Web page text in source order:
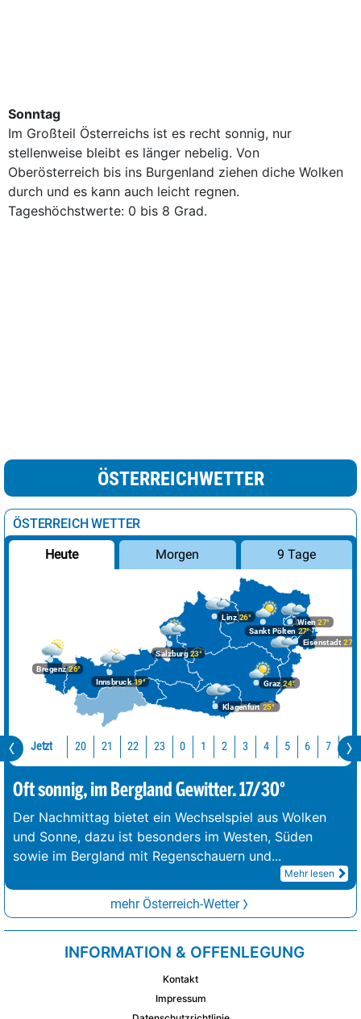
Sonntag
Im Großteil Österreichs ist es recht sonnig, nur
stellenweise bleibt es länger nebelig. Von
Oberösterreich bis ins Burgenland ziehen diche Wolken
durch und es kann auch leicht regnen.
Tageshöchstwerte: 0 bis 8 Grad.
ÖSTERREICHWETTER
ÖSTERREICH WETTER
Heute Morgen 9 Tage
Bregenz26°
Graz24°
Innsbruck19°
Klagenfurt 25°
Linz26°
Salzburg23°
Wien 27°
Eisenstadt 27°
Sankt Pölten 27°
Jetzt 20 21 22 23 0 1 2 3 4 5 6 7 8
Oft sonnig, im Bergland Gewitter. 17/30°
Der Nachmittag bietet ein Wechselspiel aus Wolken
und Sonne, dazu ist besonders im Westen, Süden
sowie im Bergland mit Regenschauern und...
Mehr lesen
mehr Österreich-Wetter
INFORMATION & OFFENLEGUNG
Kontakt
Impressum